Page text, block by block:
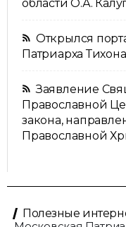
области О.А.
Открылся
Патриарха
Заявление
Православной
закона,
Православной
Полезные